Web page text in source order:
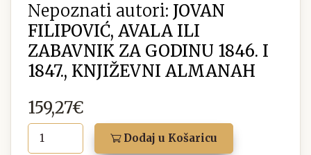
Nepoznati autori: JOVAN
FILIPOVIĆ, AVALA ILI
ZABAVNIK ZA GODINU 1846. I
1847., KNJIŽEVNI ALMANAH
159,27€
Dodaj u Košaricu